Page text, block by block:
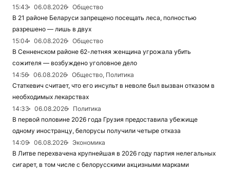
15:43
06.08.2026
Общество
В 21 районе Беларуси запрещено посещать леса, полностью
разрешено — лишь в двух
15:04
06.08.2026
Общество
В Сенненском районе 62-летняя женщина угрожала убить
сожителя — возбуждено уголовное дело
14:56
06.08.2026
Общество, Политика
Статкевич считает, что его инсульт в неволе был вызван отказом в
необходимых лекарствах
14:33
06.08.2026
Политика
В первой половине 2026 года Грузия предоставила убежище
одному иностранцу, белорусы получили четыре отказа
14:09
06.08.2026
Экономика
В Литве перехвачена крупнейшая в 2026 году партия нелегальных
сигарет, в том числе с белорусскими акцизными марками